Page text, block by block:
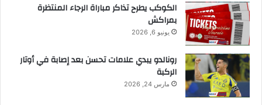
الكوكب يطرح تذاكر مباراة الرجاء المنتظرة
بمراكش
يونيو 6, 2026
رونالدو يبدي علامات تحسن بعد إصابة في أوتار
الركبة
مارس 24, 2026